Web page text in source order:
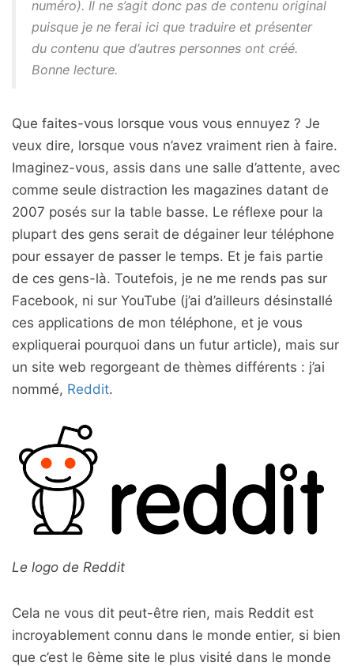
numéro). Il ne s’agit donc pas de contenu original
puisque je ne ferai ici que traduire et présenter
du contenu que d’autres personnes ont créé.
Bonne lecture.
Que faites-vous lorsque vous vous ennuyez ? Je
veux dire, lorsque vous n’avez vraiment rien à faire.
Imaginez-vous, assis dans une salle d’attente, avec
comme seule distraction les magazines datant de
2007 posés sur la table basse. Le réflexe pour la
plupart des gens serait de dégainer leur téléphone
pour essayer de passer le temps. Et je fais partie
de ces gens-là. Toutefois, je ne me rends pas sur
Facebook, ni sur YouTube (j’ai d’ailleurs désinstallé
ces applications de mon téléphone, et je vous
expliquerai pourquoi dans un futur article), mais sur
un site web regorgeant de thèmes différents : j’ai
nommé, Reddit.
Le logo de Reddit
Cela ne vous dit peut-être rien, mais Reddit est
incroyablement connu dans le monde entier, si bien
que c’est le 6ème site le plus visité dans le monde